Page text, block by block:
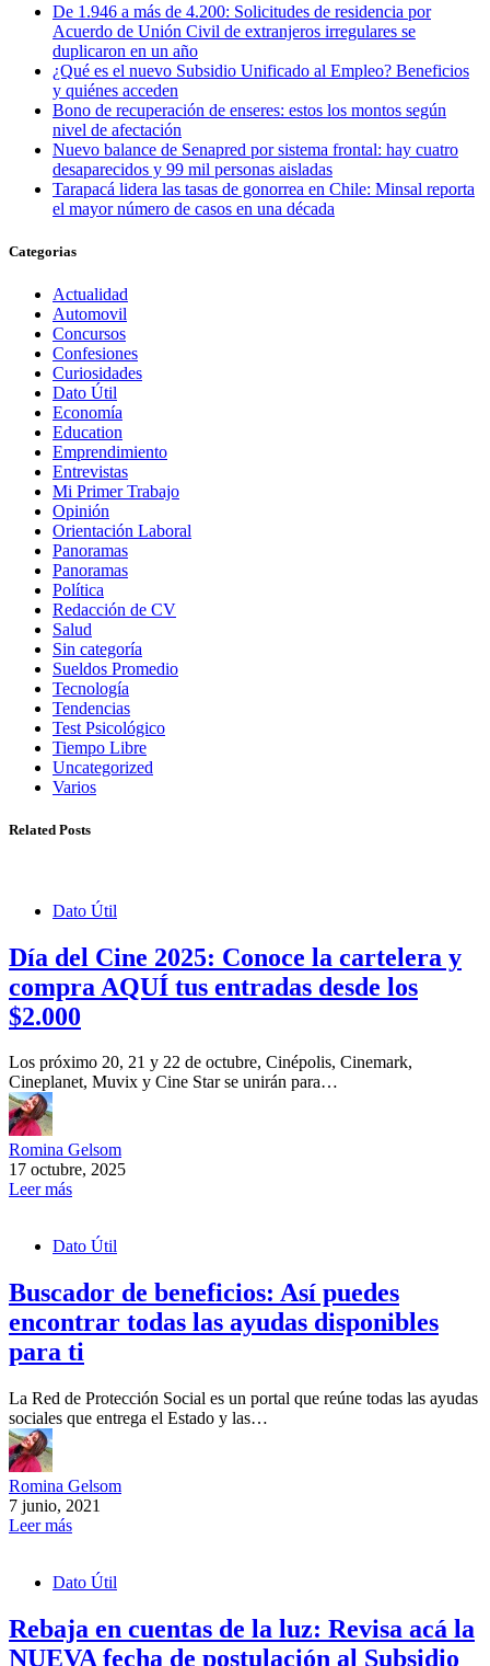
De 1.946 a más de 4.200: Solicitudes de residencia por
Acuerdo de Unión Civil de extranjeros irregulares se
duplicaron en un año
¿Qué es el nuevo Subsidio Unificado al Empleo? Beneficios
y quiénes acceden
Bono de recuperación de enseres: estos los montos según
nivel de afectación
Nuevo balance de Senapred por sistema frontal: hay cuatro
desaparecidos y 99 mil personas aisladas
Tarapacá lidera las tasas de gonorrea en Chile: Minsal reporta
el mayor número de casos en una década
Categorias
Actualidad
Automovil
Concursos
Confesiones
Curiosidades
Dato Útil
Economía
Education
Emprendimiento
Entrevistas
Mi Primer Trabajo
Opinión
Orientación Laboral
Panoramas
Panoramas
Política
Redacción de CV
Salud
Sin categoría
Sueldos Promedio
Tecnología
Tendencias
Test Psicológico
Tiempo Libre
Uncategorized
Varios
Related Posts
Dato Útil
Día del Cine 2025: Conoce la cartelera y
compra AQUÍ tus entradas desde los
$2.000
Los próximo 20, 21 y 22 de octubre, Cinépolis, Cinemark,
Cineplanet, Muvix y Cine Star se unirán para…
Romina Gelsom
17 octubre, 2025
Leer más
Dato Útil
Buscador de beneficios: Así puedes
encontrar todas las ayudas disponibles
para ti
La Red de Protección Social es un portal que reúne todas las ayudas
sociales que entrega el Estado y las…
Romina Gelsom
7 junio, 2021
Leer más
Dato Útil
Rebaja en cuentas de la luz: Revisa acá la
NUEVA fecha de postulación al Subsidio